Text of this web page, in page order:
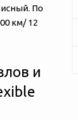
По
км/ 12
и